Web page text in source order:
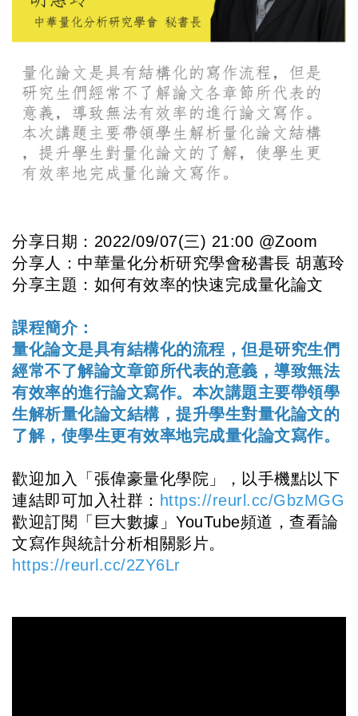
分享日期：2022/09/07(三) 21:00 @Zoom
分享人：中華量化分析研究學會秘書長 胡蕙玲
分享主題：如何有效率的快速完成量化論文
課程簡介：
量化論文是具有結構化的流程，但是研究生們
經常不了解論文章節所代表的意義，導致無法
有效率的進行論文寫作。本次講題主要帶領學
生解析量化論文結構，提升學生對量化論文的
了解，使學生更有效率地完成量化論文寫作。
歡迎加入「張偉豪量化學院」，以手機點以下
連結即可加入社群： https://reurl.cc/GbzMGG
歡迎訂閱「巨大數據」YouTube頻道，查看論
文寫作與統計分析相關影片。
https://reurl.cc/2ZY6Lr